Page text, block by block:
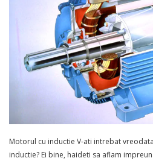
Motorul cu inductie V-ati intrebat
inductie? Ei bine, haideti sa aflam